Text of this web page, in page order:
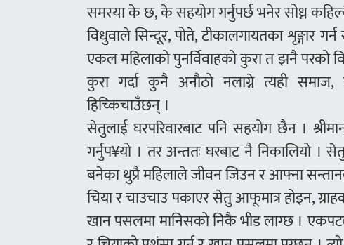
समस्या के छ, के सहयोग गर्नुपर्छ भनेर सोध्न
विधुवाले सिन्दूर, पोते, टीकालगायतका शृङ्गार
एकल महिलाको पुनर्विवाहको कुरा त झनै परको
कुरा गर्दा कुनै अनौठो नलाग्ने त्यही
हिच्किचाउँछन् ।
सेतुलाई घरपरिवारबाट पनि सहयोग छैन ।
गर्नुप¥यो । तर अन्ततः घरबाट नै निकालियो ।
बनेका थुप्रै महिलाले जीवन जिउन र आफ्ना
चिया र चाउचाउ पकाएर सेतु आफूमात्र होइन,
खान पसलमा मानिसको निकै भीड लाग्छ ।